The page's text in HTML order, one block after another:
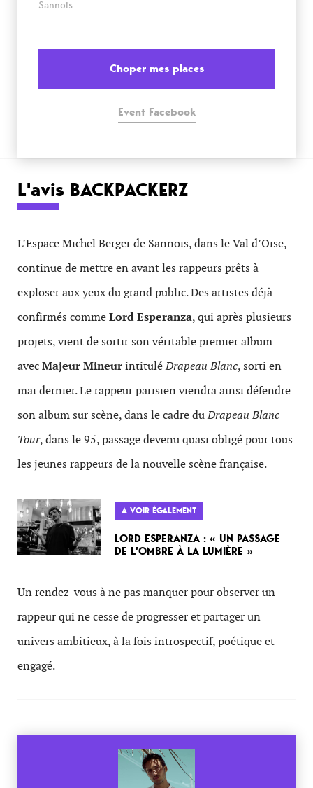
Sannois
Choper mes places
Event Facebook
L'avis BACKPACKERZ
L’Espace Michel Berger de Sannois, dans le Val d’Oise,
continue de mettre en avant les rappeurs prêts à
exploser aux yeux du grand public. Des artistes déjà
confirmés commeLord Esperanza, qui après plusieurs
projets, vient de sortir son véritable premier album
avecMajeur MineurintituléDrapeau Blanc, sorti en
mai dernier. Le rappeur parisien viendra ainsi défendre
son album sur scène, dans le cadre duDrapeau Blanc
Tour, dans le 95, passage devenu quasi obligé pour tous
les jeunes rappeurs de la nouvelle scène française.
A VOIR ÉGALEMENT
LORD ESPERANZA : « UN PASSAGE
DE L’OMBRE À LA LUMIÈRE »
Un rendez-vous à ne pas manquer pour observer un
rappeur qui ne cesse de progresser et partager un
univers ambitieux, à la fois introspectif, poétique et
engagé.